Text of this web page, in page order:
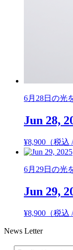
6月28日の光
Jun 28,
¥8,900 （税
6月29日の光
Jun 29,
¥8,900 （税
News Letter